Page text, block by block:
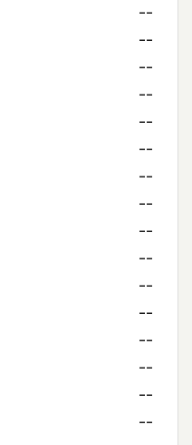
--
--
--
--
--
--
--
--
--
--
--
--
--
--
--
--